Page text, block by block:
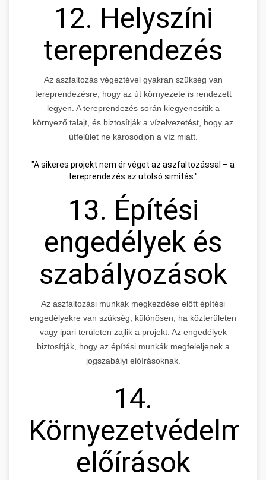
12. Helyszíni
tereprendezés
Az aszfaltozás végeztével gyakran szükség van
tereprendezésre, hogy az út környezete is rendezett
legyen. A tereprendezés során kiegyenesítik a
környező talajt, és biztosítják a vízelvezetést, hogy az
útfelület ne károsodjon a víz miatt.
"A sikeres projekt nem ér véget az aszfaltozással – a
tereprendezés az utolsó simítás."
13. Építési
engedélyek és
szabályozások
Az aszfaltozási munkák megkezdése előtt építési
engedélyekre van szükség, különösen, ha közterületen
vagy ipari területen zajlik a projekt. Az engedélyek
biztosítják, hogy az építési munkák megfeleljenek a
jogszabályi előírásoknak.
14.
Környezetvédelmi
előírások